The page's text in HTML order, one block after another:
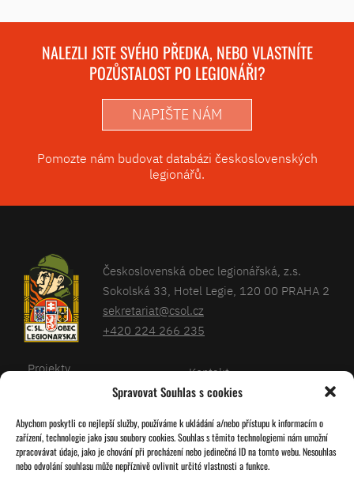
Spravovat Souhlas s cookies
Abychom poskytli co nejlepší služby, používáme k ukládání a/nebo přístupu k informacím o
zařízení, technologie jako jsou soubory cookies. Souhlas s těmito technologiemi nám umožní
zpracovávat údaje, jako je chování při procházení nebo jedinečná ID na tomto webu. Nesouhlas
nebo odvolání souhlasu může nepříznivě ovlivnit určité vlastnosti a funkce.
NALEZLI JSTE SVÉHO PŘEDKA, NEBO VLASTNÍTE
POZŮSTALOST PO LEGIONÁŘI?
NAPIŠTE NÁM
Pomozte nám budovat databázi československých
legionářů.
Československá obec legionářská, z.s.
Sokolská 33, Hotel Legie, 120 00 PRAHA 2
sekretariat@csol.cz
+420 224 266 235
Projekty
Kalendář
O nás
Kontakt
Databáze legionářů
Pro členy
Zásady cookies